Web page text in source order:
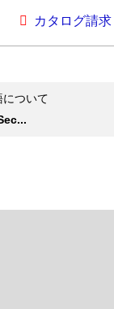
カタログ請求
ついて